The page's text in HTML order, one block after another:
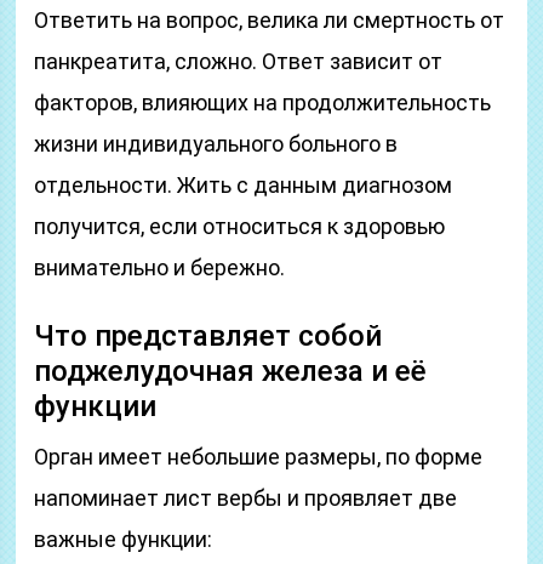
Ответить на вопрос, велика ли смертность от
панкреатита, сложно. Ответ зависит от
факторов, влияющих на продолжительность
жизни индивидуального больного в
отдельности. Жить с данным диагнозом
получится, если относиться к здоровью
внимательно и бережно.
Что представляет собой
поджелудочная железа и её
функции
Орган имеет небольшие размеры, по форме
напоминает лист вербы и проявляет две
важные функции: